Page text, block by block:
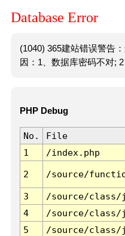
Database Error
(1040) 365建站错误警告
因：1、数据库密码不对; 2
PHP Debug
No. File
1
/index.php
2 /source/
3 /source/class/
4
/source/class/
5
/source/class/